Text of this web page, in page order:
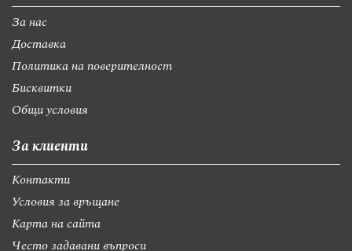
За нас
Доставка
Политика на поверителност
Бисквитки
Общи условия
За клиенти
Контакти
Условия за връщане
Карта на сайта
Често задавани въпроси